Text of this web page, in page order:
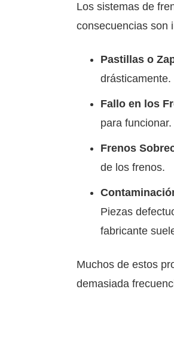
Los sistemas de
consecuencias son
Pastillas o
drásticamente.
Fallo en los
para
Frenos
de los frenos.
Piezas
fabricante
Muchos de estos
demasiada